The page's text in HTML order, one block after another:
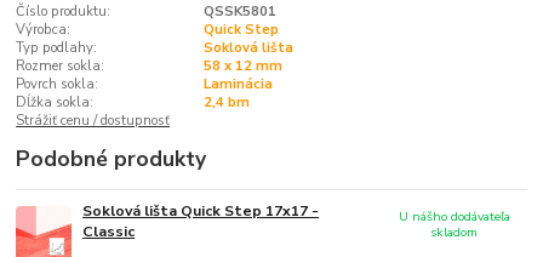
Číslo produktu:
QSSK5801
Výrobca:
Quick Step
Typ podlahy:
Soklová lišta
Rozmer sokla:
58 x 12 mm
Povrch sokla:
Laminácia
Dĺžka sokla:
2,4 bm
Strážiť cenu / dostupnosť
Podobné produkty
Soklová lišta Quick Step 17x17 -
Classic
U nášho dodávateľa
skladom